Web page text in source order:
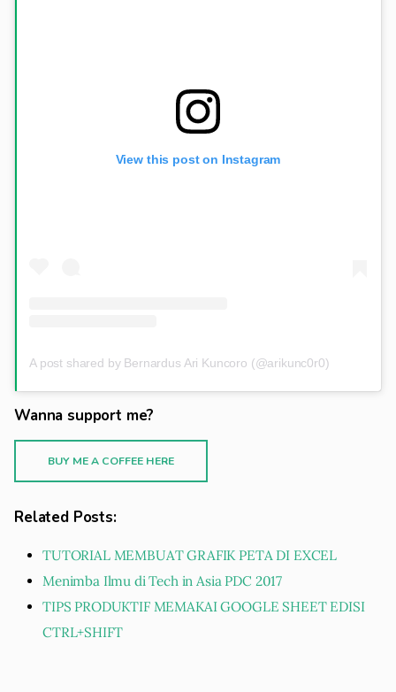
View this post on Instagram
A post shared by Bernardus Ari Kuncoro (@arikunc0r0)
Wanna support me?
BUY ME A COFFEE HERE
Related Posts:
TUTORIAL MEMBUAT GRAFIK PETA DI EXCEL
Menimba Ilmu di Tech in Asia PDC 2017
TIPS PRODUKTIF MEMAKAI GOOGLE SHEET EDISI
CTRL+SHIFT